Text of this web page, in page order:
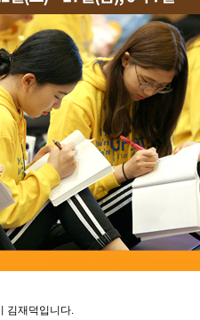
김재덕입니다.